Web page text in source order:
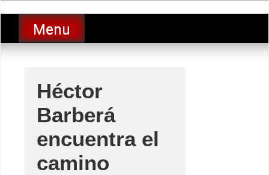
to
contentLucio Lopez GP
luciolopezgp
Menu
Héctor
Barberá
encuentra el
camino